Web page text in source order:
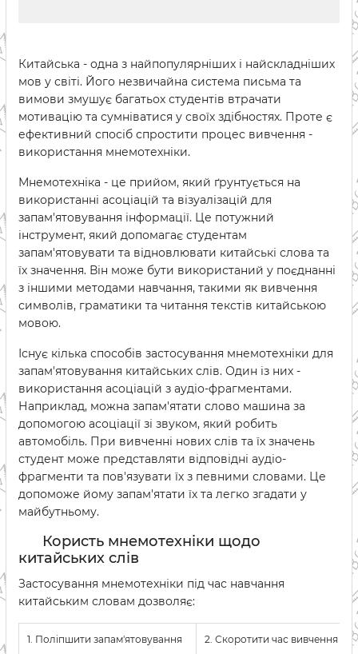
Китайська - одна з найпопулярніших і найскладніших
мов у світі. Його незвичайна система письма та
вимови змушує багатьох студентів втрачати
мотивацію та сумніватися у своїх здібностях. Проте є
ефективний спосіб спростити процес вивчення -
використання мнемотехніки.
Мнемотехніка - це прийом, який ґрунтується на
використанні асоціацій та візуалізацій для
запам'ятовування інформації. Це потужний
інструмент, який допомагає студентам
запам'ятовувати та відновлювати китайські слова та
їх значення. Він може бути використаний у поєднанні
з іншими методами навчання, такими як вивчення
символів, граматики та читання текстів китайською
мовою.
Існує кілька способів застосування мнемотехніки для
запам'ятовування китайських слів. Один із них -
використання асоціацій з аудіо-фрагментами.
Наприклад, можна запам'ятати слово машина за
допомогою асоціації зі звуком, який робить
автомобіль. При вивченні нових слів та їх значень
студент може представляти відповідні аудіо-
фрагменти та пов'язувати їх з певними словами. Це
допоможе йому запам'ятати їх та легко згадати у
майбутньому.
Користь мнемотехніки щодо
китайських слів
Застосування мнемотехніки під час навчання
китайським словам дозволяє:
1. Поліпшити запам'ятовування 2. Скоротити час вивчення